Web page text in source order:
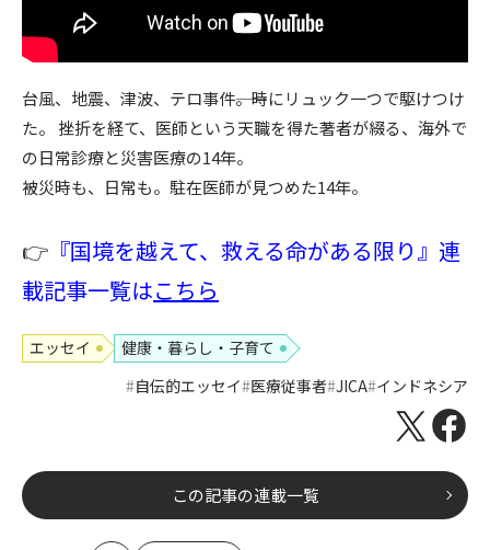
台風、地震、津波、テロ事件――。時にリュック一つで駆けつけ
た。 挫折を経て、医師という天職を得た著者が綴る、海外で
の日常診療と災害医療の14年。
被災時も、日常も。駐在医師が見つめた14年。
👉 『国境を越えて、救える命がある限り』連
載記事一覧はこちら
エッセイ
健康・暮らし・子育て
自伝的エッセイ 医療従事者 JICA インドネシア
この記事の連載一覧